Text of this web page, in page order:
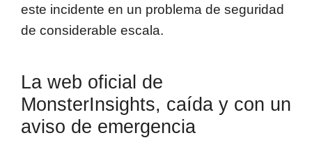
este incidente en un problema de seguridad
de considerable escala.
La web oficial de
MonsterInsights, caída y con un
aviso de emergencia